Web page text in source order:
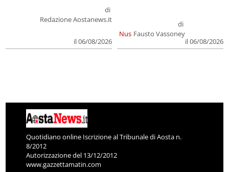
di
Redazione Aostanews.it
il 06/08/2026
Nus
di
Fausto Vassoney
il 06/08/2026
Quotidiano online Iscrizione al Tribunale di Aosta n.
8/2012
Autorizzazione del 13/12/2012
www.gazzettamatin.com